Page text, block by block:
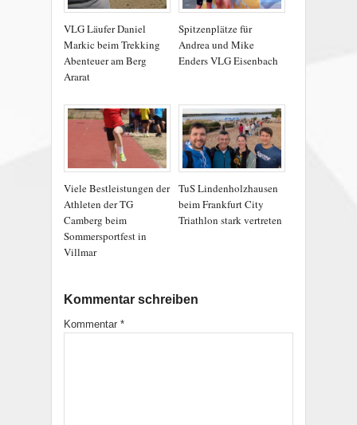
VLG Läufer Daniel
Markic beim Trekking
Abenteuer am Berg
Ararat
Spitzenplätze für
Andrea und Mike
Enders VLG Eisenbach
Viele Bestleistungen der
Athleten der TG
Camberg beim
Sommersportfest in
Villmar
TuS Lindenholzhausen
beim Frankfurt City
Triathlon stark vertreten
Kommentar schreiben
Kommentar *